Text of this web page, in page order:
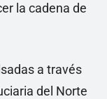
la cadena de
a través
del Norte